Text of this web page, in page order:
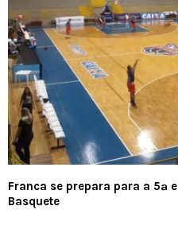
Franca se prepara para a 5ª
Basquete